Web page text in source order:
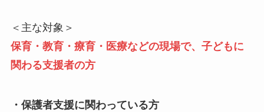
＜主な対象＞
保育・教育・療育・医療などの現場で、子どもに
関わる支援者の方
・保護者支援に関わっている方